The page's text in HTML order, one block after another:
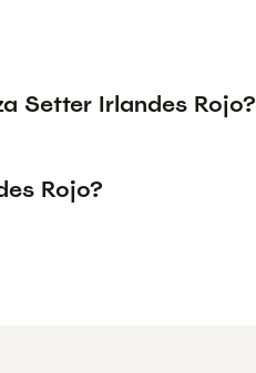
Setter Irlandes Rojo?
Rojo?